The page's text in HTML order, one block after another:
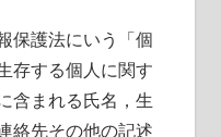
保護法にいう「個
存する個人に関す
含まれる氏名，生
絡先その他の記述